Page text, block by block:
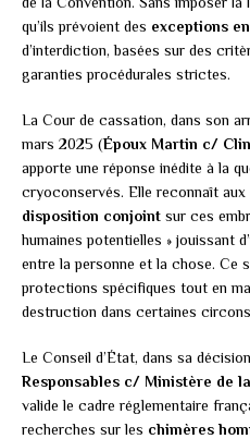
qu’ils prévoient des exceptions
d’interdiction, basées sur des
garanties procédurales strictes.
La Cour de cassation, dans son
mars 2025 (Époux Martin c/
apporte une réponse inédite à la
cryoconservés. Elle reconnaît aux
disposition conjoint sur ces
humaines potentielles » jouissant
entre la personne et la chose. Ce
protections spécifiques tout en
destruction dans certaines
Le Conseil d’État, dans sa décision
Responsables c/ Ministère de
valide le cadre réglementaire
recherches sur les chimères